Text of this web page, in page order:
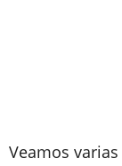
Veamos varias